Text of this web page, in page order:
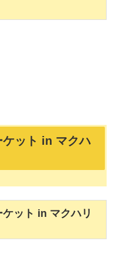
ケット in マクハ
ケット in マクハリ